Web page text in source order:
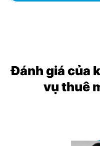
Đánh giá của
vụ thuê